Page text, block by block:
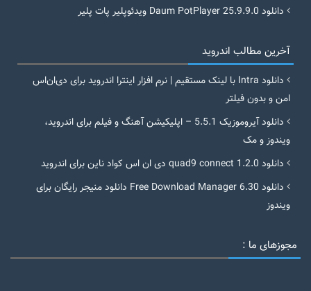
دانلود Daum PotPlayer 25.9.9.0 ویدئوپلیر پات پلیر
آخرین مطالب اندروید
دانلود Intra با لینک مستقیم | نرم افزار اینترا اندروید برای دی‌ان‌اس
امن و بدون فیلتر
دانلود آیروموزیک 5.5.1 – اپلیکیشن آهنگ و فیلم برای اندروید،
ویندوز و مک
دانلود quad9 connect 1.2.0 دی ان اس کواد ناین برای اندروید
دانلود Free Download Manager 6.30 دانلود منیجر رایگان برای
ویندوز
مجوزهای ما :